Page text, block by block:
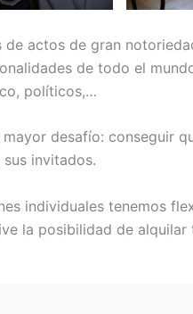
de actos de gran
de todo el
políticos,…
desafío: conseguir
invitados.
individuales tenemos
la posibilidad de alquilar